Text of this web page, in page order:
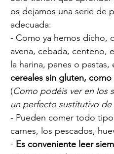
os dejamos una serie de
adecuada:
- Como ya hemos dicho,
avena, cebada, centeno,
la harina, panes o
cereales sin gluten, como
(Como podéis ver en los
un perfecto sustitutivo
- Pueden comer todo
carnes, los pescados,
- Es conveniente leer